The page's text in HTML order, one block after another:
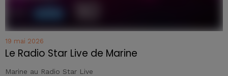
19 mai 2026
Le Radio Star Live de Marine
Marine au Radio Star Live